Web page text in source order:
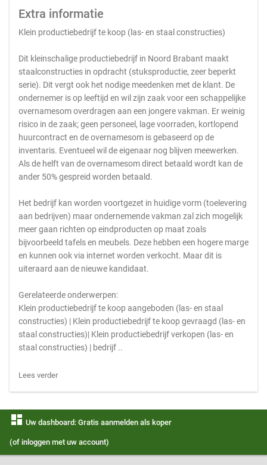
Extra informatie
Klein productiebedrijf te koop (las- en staal constructies)
Dit kleinschalige productiebedrijf in Noord Brabant maakt
staalconstructies in opdracht (stuksproductie, zeer beperkt
serie). Dit vergt ook het nodige meedenken met de klant. De
ondernemer is op leeftijd en wil zijn zaak voor een schappelijke
overnamesom overdragen aan een jongere vakman. Er weinig
risico in de zaak; geen personeel, lage voorraden, kortlopend
huurcontract en de overnamesom is gebaseerd op de
inventaris. Eventueel wil de eigenaar nog blijven meewerken.
Als de helft van de overnamesom direct betaald wordt kan de
ander 50% gespreid worden betaald.
Het bedrijf kan worden voortgezet in huidige vorm (toelevering
aan bedrijven) maar ondernemende vakman zal zich mogelijk
meer gaan richten op eindproducten op maat zoals
bijvoorbeeld tafels en meubels. Deze hebben een hogere marge
en kunnen ook via internet worden verkocht. Maar dit is
uiteraard aan de nieuwe kandidaat.
Gerelateerde onderwerpen:
Klein productiebedrijf te koop aangeboden (las- en staal
constructies) | Klein productiebedrijf te koop gevraagd (las- en
staal constructies)| Klein productiebedrijf verkopen (las- en
staal constructies) | bedrijf ..
Lees verder
dashboard Uw dashboard: Gratis aanmelden als koper
(of inloggen met uw account)